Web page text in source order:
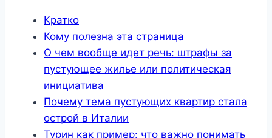
Кратко
Кому полезна эта страница
О чем вообще идет речь: штрафы за
пустующее жилье или политическая
инициатива
Почему тема пустующих квартир стала
острой в Италии
Турин как пример: что важно понимать